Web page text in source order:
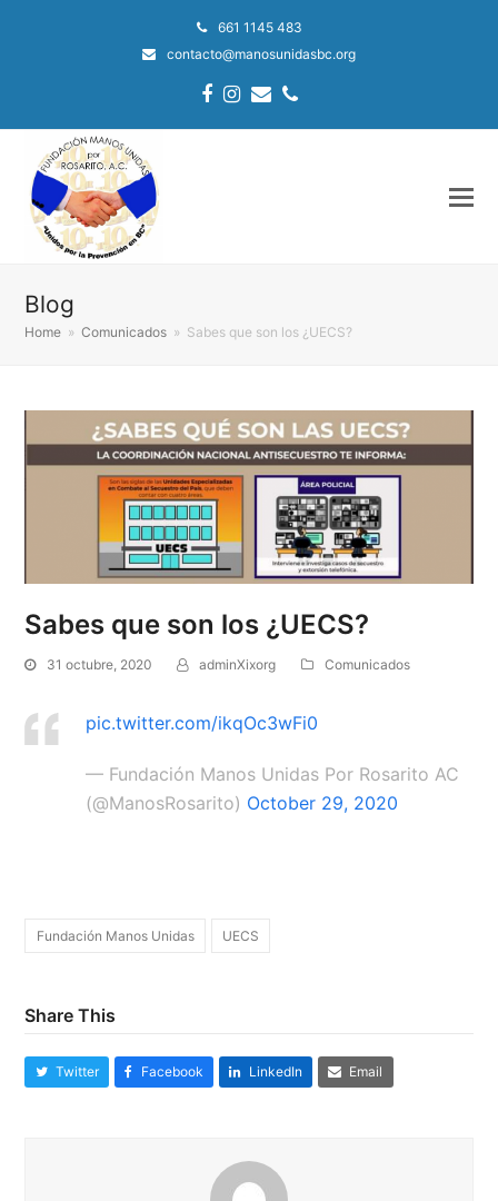
661 1145 483
contacto@manosunidasbc.org
Facebook
Instagram
EmailPhone
Blog
Home » Comunicados » Sabes que son los ¿UECS?
Sabes que son los ¿UECS?
31 octubre, 2020 adminXixorg Comunicados
pic.twitter.com/ikqOc3wFi0
— Fundación Manos Unidas Por Rosarito AC
(@ManosRosarito) October 29, 2020
Fundación Manos Unidas UECS
Share This
Twitter Facebook LinkedIn Email